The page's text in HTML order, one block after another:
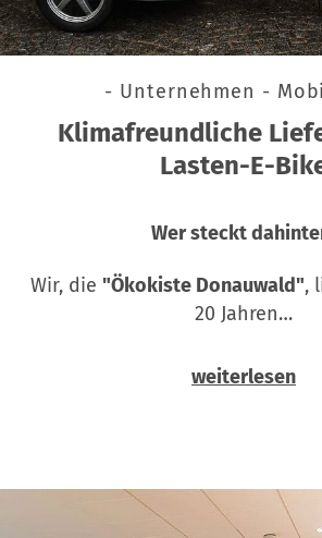
- Unternehmen -
Klimafreundliche
Lasten-E-
Wer steckt
Wir, die "Ökokiste Donauwald",
20 Jahren…
weiterlesen